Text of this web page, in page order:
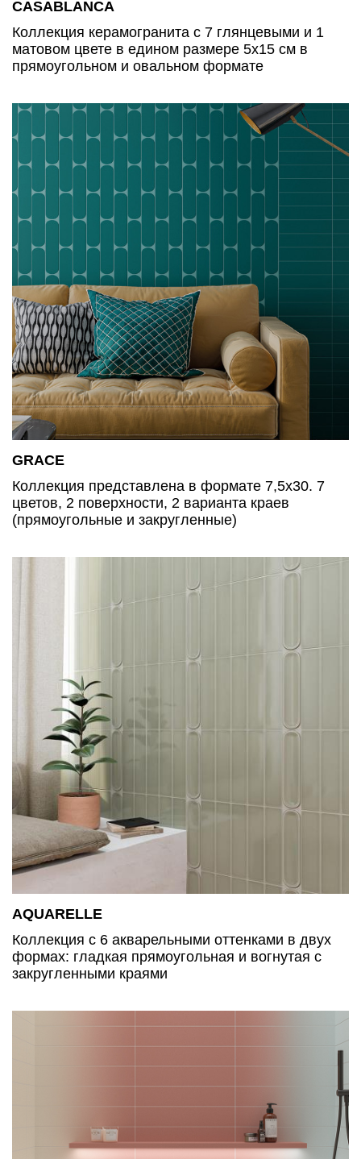
CASABLANCA
Коллекция керамогранита с 7 глянцевыми и 1
матовом цвете в едином размере 5х15 см в
прямоугольном и овальном формате
GRACE
Коллекция представлена в формате 7,5х30. 7
цветов, 2 поверхности, 2 варианта краев
(прямоугольные и закругленные)
AQUARELLE
Коллекция с 6 акварельными оттенками в двух
формах: гладкая прямоугольная и вогнутая с
закругленными краями